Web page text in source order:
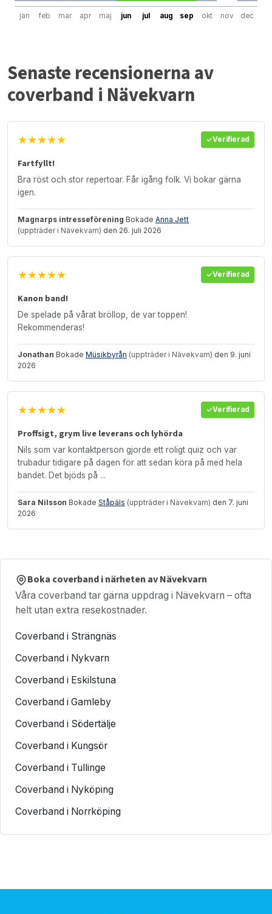
jan feb mar apr maj jun jul aug sep okt nov dec
Senaste recensionerna av
coverband i Nävekvarn
★★★★★ Verifierad
Fartfyllt!
Bra röst och stor repertoar. Får igång folk. Vi bokar gärna
igen.
Magnarps intresseförening Bokade Anna Jett
(uppträder i Nävekvarn) den 26. juli 2026
★★★★★ Verifierad
Kanon band!
De spelade på vårat bröllop, de var toppen!
Rekommenderas!
Jonathan Bokade Müsikbyrån (uppträder i Nävekvarn) den 9. juni
2026
★★★★★ Verifierad
Proffsigt, grym live leverans och lyhörda
Nils som var kontaktperson gjorde ett roligt quiz och var
trubadur tidigare på dagen för att sedan köra på med hela
bandet. Det bjöds på ...
Sara Nilsson Bokade Ståpäls (uppträder i Nävekvarn) den 7. juni
2026
Boka coverband i närheten av Nävekvarn
Våra coverband tar gärna uppdrag i Nävekvarn – ofta
helt utan extra resekostnader.
Coverband i Strängnäs
Coverband i Nykvarn
Coverband i Eskilstuna
Coverband i Gamleby
Coverband i Södertälje
Coverband i Kungsör
Coverband i Tullinge
Coverband i Nyköping
Coverband i Norrköping